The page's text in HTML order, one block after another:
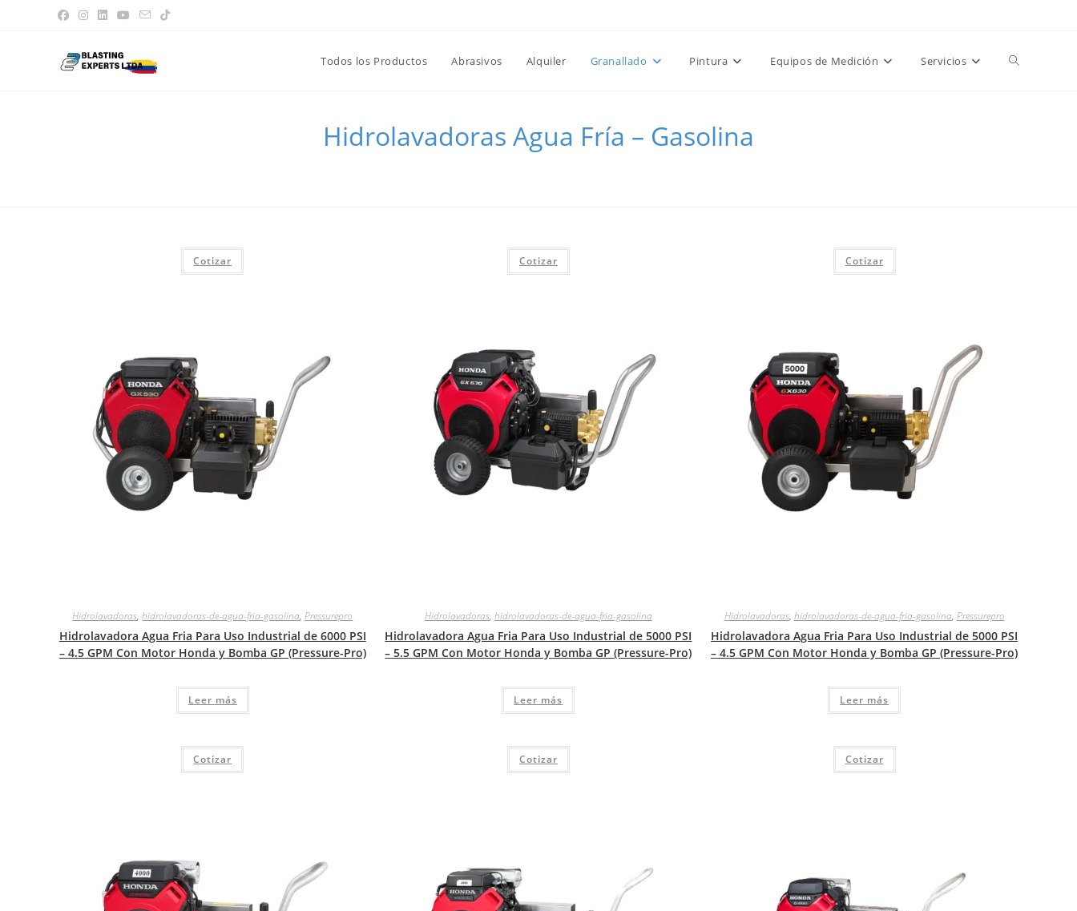
Todos los Productos Abrasivos Alquiler Granallado Pintura Equipos de Medición Servicios Alternar
Hidrolavadoras Agua Fría – Gasolina
Cotizar
Hidrolavadoras,hidrolavadoras-de-agua-fria-gasolina,Pressurepro
Hidrolavadora Agua Fria Para Uso Industrial de 6000 PSI
– 4.5 GPM Con Motor Honda y Bomba GP (Pressure-Pro)
Leer más
Cotizar
Hidrolavadoras, hidrolavadoras-de-agua-fria-gasolina
Hidrolavadora Agua Fria Para Uso Industrial de 5000 PSI
– 5.5 GPM Con Motor Honda y Bomba GP (Pressure-Pro)
Leer más
Cotizar
Hidrolavadoras, hidrolavadoras-de-agua-fria-gasolina, Pressurepro
Hidrolavadora Agua Fria Para Uso Industrial de 5000 PSI
– 4.5 GPM Con Motor Honda y Bomba GP (Pressure-Pro)
Leer más
Cotizar Cotizar Cotizar